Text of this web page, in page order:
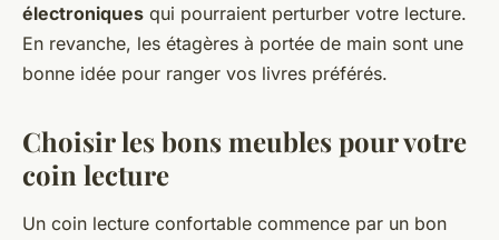
électroniques qui pourraient perturber votre lecture.
En revanche, les étagères à portée de main sont une
bonne idée pour ranger vos livres préférés.
Choisir les bons meubles pour votre
coin lecture
Un coin lecture confortable commence par un bon